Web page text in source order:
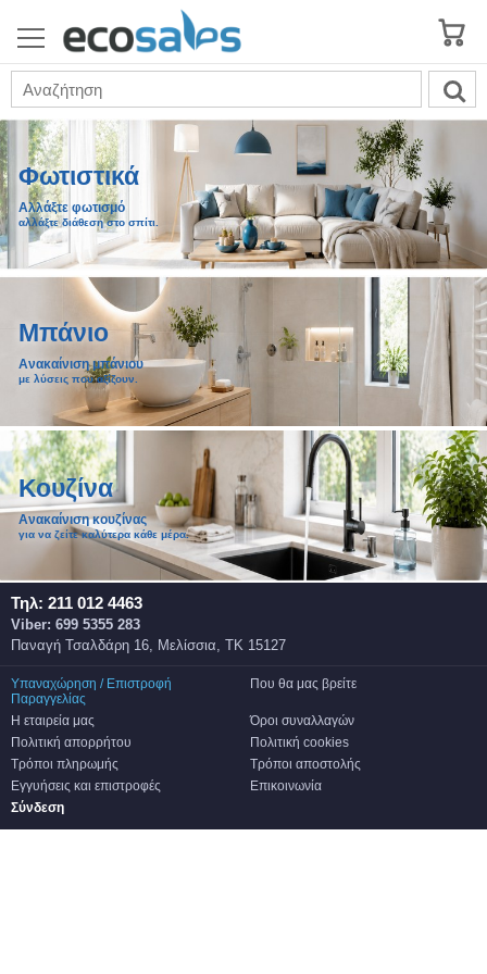
Φωτιστικά
Αλλάξτε φωτισμό
αλλάξτε διάθεση στο σπίτι.
Μπάνιο
Ανακαίνιση μπάνιου
με λύσεις που αξίζουν.
Κουζίνα
Ανακαίνιση κουζίνας
για να ζείτε καλύτερα κάθε μέρα.
Τηλ: 211 012 4463
Viber: 699 5355 283
Παναγή Τσαλδάρη 16, Μελίσσια, ΤΚ 15127
Υπαναχώρηση / Επιστροφή
Παραγγελίας
Που θα μας βρείτε
Η εταιρεία μας
Όροι συναλλαγών
Πολιτική απορρήτου
Πολιτική cookies
Τρόποι πληρωμής
Τρόποι αποστολής
Εγγυήσεις και επιστροφές
Επικοινωνία
Σύνδεση